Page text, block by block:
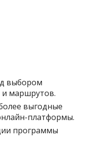
выбором
и маршрутов.
выгодные
платформы.
программы